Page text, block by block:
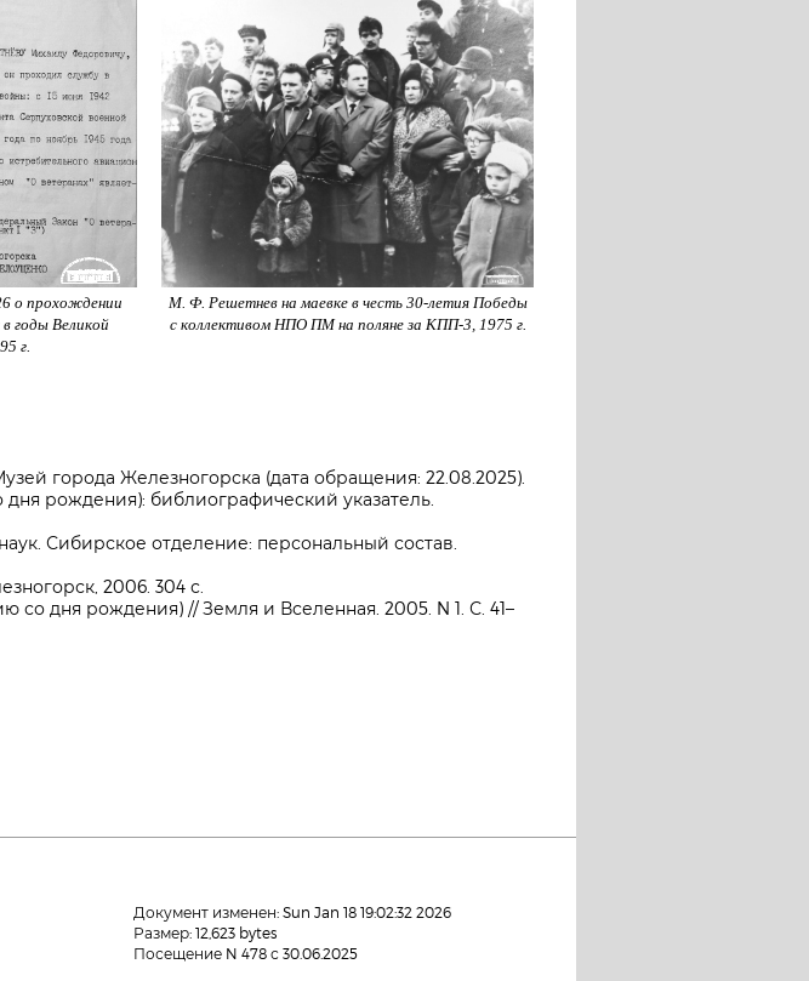
о прохождении
годы Великой
г.
М. Ф. Решетнев на маевке в честь 30-летия Победы
с коллективом НПО ПМ на поляне за КПП-3, 1975 г.
города Железногорска (дата обращения: 22.08.2025).
рождения): библиографический указатель.
Сибирское отделение: персональный состав.
2006. 304 с.
дня рождения) // Земля и Вселенная. 2005. N 1. С. 41–
Документ изменен: Sun Jan 18 19:02:32 2026
Размер: 12,623 bytes
Посещение N 478 с 30.06.2025